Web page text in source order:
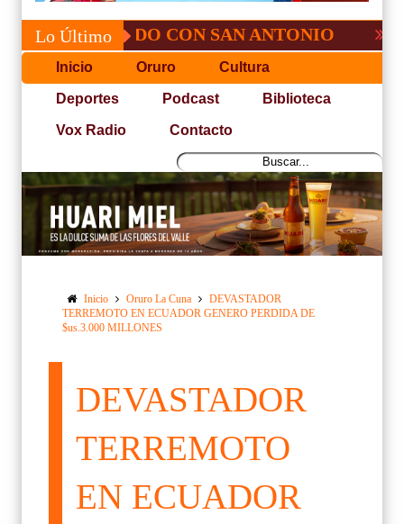
Lo Último
NO PUDO CON SAN ANTONIO COPA
Inicio Oruro Cultura
Deportes Podcast Biblioteca
Vox Radio Contacto
Inicio Oruro La Cuna
DEVASTADOR
TERREMOTO EN ECUADOR GENERO PERDIDA DE
$us.3.000 MILLONES
DEVASTADOR
TERREMOTO
EN ECUADOR